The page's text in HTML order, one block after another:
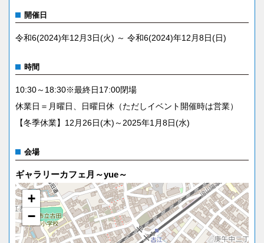
開催日
令和6(2024)年12月3日(火) ～ 令和6(2024)年12月8日(日)
時間
10:30～18:30※最終日17:00閉場
休業日＝月曜日、日曜日休（ただしイベント開催時は営業）
【冬季休業】12月26日(木)～2025年1月8日(水)
会場
ギャラリーカフェ月～yue～
+
−